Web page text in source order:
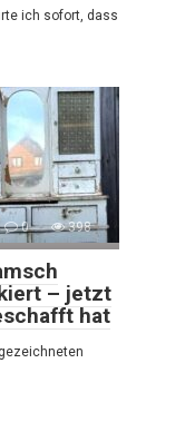
ich sofort, dass
0 398
– jetzt
hat